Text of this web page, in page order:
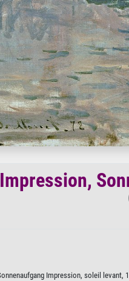
Impression,
Impression, soleil levant,